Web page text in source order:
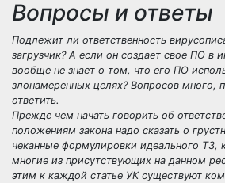
Вопросы и ответы
Подлежит ли ответственность
загрузчик? А если он создает свое ПО в
вообще не знает о том, что его ПО
злонамеренных целях? Вопросов много,
ответить.
Прежде чем начать говорить об
положениям закона надо сказать о
чеканные формулировки идеального
многие из присутствующих на данном
этим к каждой статье УК существуют